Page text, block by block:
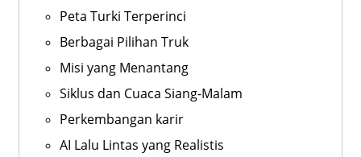
Peta Turki Terperinci
Berbagai Pilihan Truk
Misi yang Menantang
Siklus dan Cuaca Siang-Malam
Perkembangan karir
AI Lalu Lintas yang Realistis